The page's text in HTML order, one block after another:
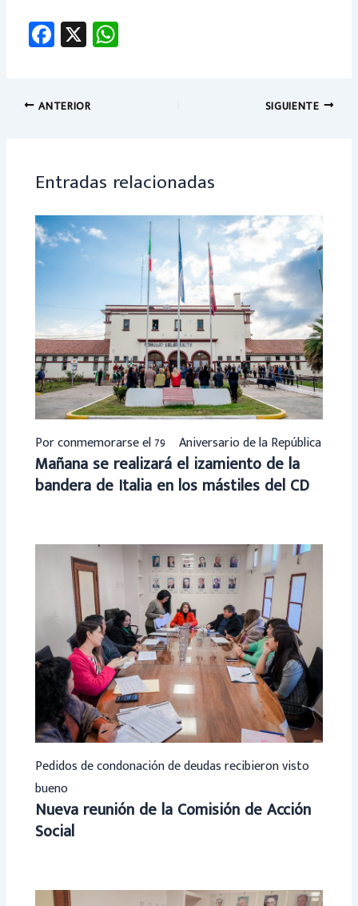
Fa
ce
o
X
ANTERIOR SIGUIENTE
Entradas relacionadas
Por conmemorarse el 79º Aniversario de la República
Mañana se realizará el izamiento de la
bandera de Italia en los mástiles del CD
Pedidos de condonación de deudas recibieron visto
bueno
Nueva reunión de la Comisión de Acción
Social